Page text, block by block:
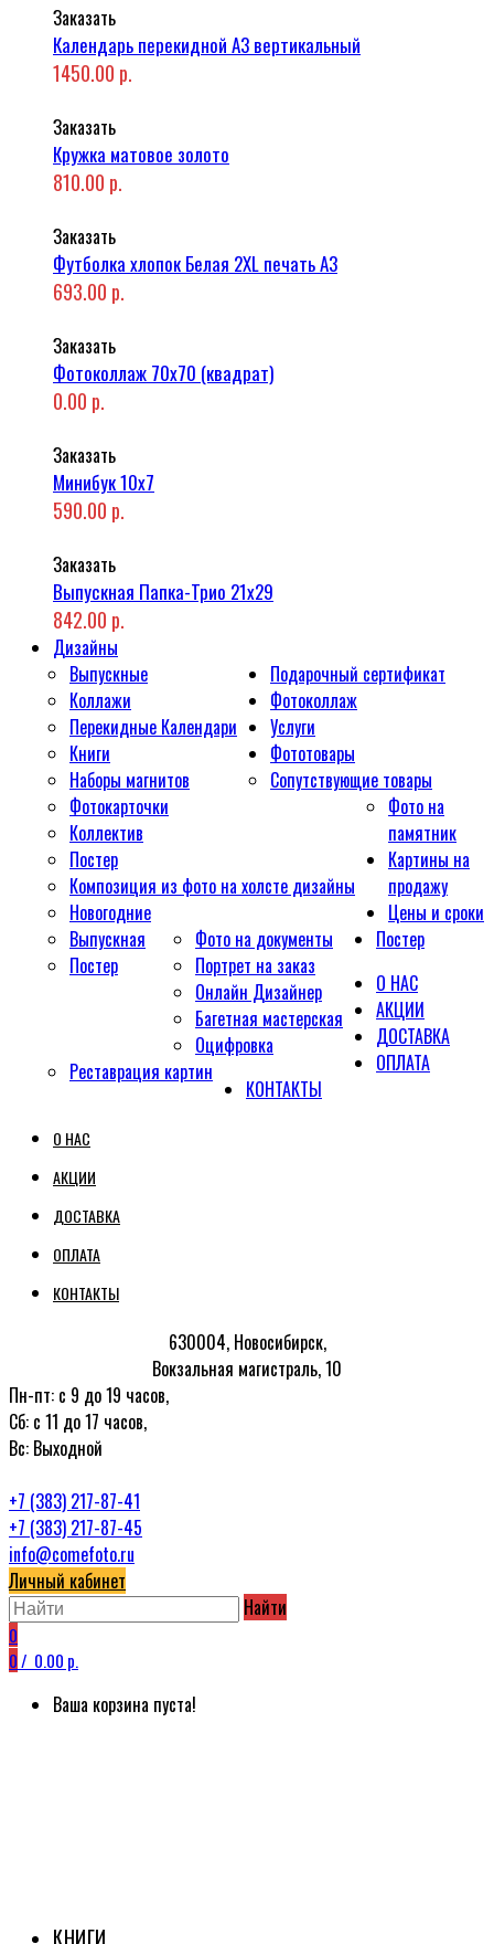
Заказать
Календарь перекидной А3 вертикальный
1450.00 р.
Заказать
Кружка матовое золото
810.00 р.
Заказать
Футболка хлопок Белая 2XL печать A3
693.00 р.
Заказать
Фотоколлаж 70x70 (квадрат)
0.00 р.
Заказать
Минибук 10х7
590.00 р.
Заказать
Выпускная Папка-Трио 21x29
842.00 р.
Дизайны
Выпускные
Коллажи
Перекидные Календари
Книги
Наборы магнитов
Фотокарточки
Коллектив
Постер
Композиция из фото на холсте дизайны
Новогодние
Выпускная
Постер
Подарочный сертификат
Фотоколлаж
Услуги
Фото на документы
Портрет на заказ
Онлайн Дизайнер
Багетная мастерская
Оцифровка
Реставрация картин
Фототовары
Сопутствующие товары
Фото на
памятник
Картины на
продажу
Цены и сроки
Постер
О НАС
АКЦИИ
ДОСТАВКА
ОПЛАТА
КОНТАКТЫ
О НАС
АКЦИИ
ДОСТАВКА
ОПЛАТА
КОНТАКТЫ
630004, Новосибирск,
Вокзальная магистраль, 10
Пн-пт: с 9 до 19 часов,
Сб: с 11 до 17 часов,
Вс: Выходной
+7 (383) 217-87-41
+7 (383) 217-87-45
info@comefoto.ru
Личный кабинет
Найти
0
0/ 0.00 р.
Ваша корзина пуста!
КНИГИ